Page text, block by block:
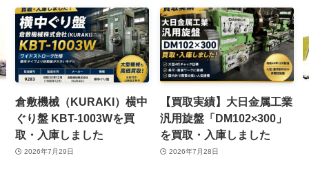
倉敷機械（KURAKI）横中
ぐり盤 KBT-1003Wを買
取・入庫しました
2026年7月29日
【買取実績】大日金属工業
汎用旋盤「DM102×300」
を買取・入庫しました
2026年7月28日